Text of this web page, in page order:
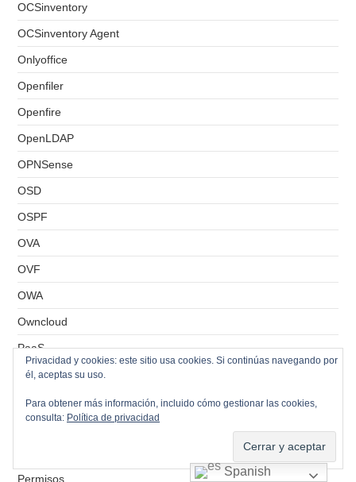
OCSinventory
OCSinventory Agent
Onlyoffice
Openfiler
Openfire
OpenLDAP
OPNSense
OSD
OSPF
OVA
OVF
OWA
Owncloud
PaaS
Parted
Particiones
Permisos
Spanish
Privacidad y cookies: este sitio usa cookies. Si continúas navegando por
él, aceptas su uso.
Para obtener más información, incluido cómo gestionar las cookies,
consulta: Política de privacidad